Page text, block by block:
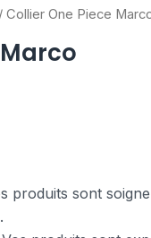
/ Collier One Piece
produits sont